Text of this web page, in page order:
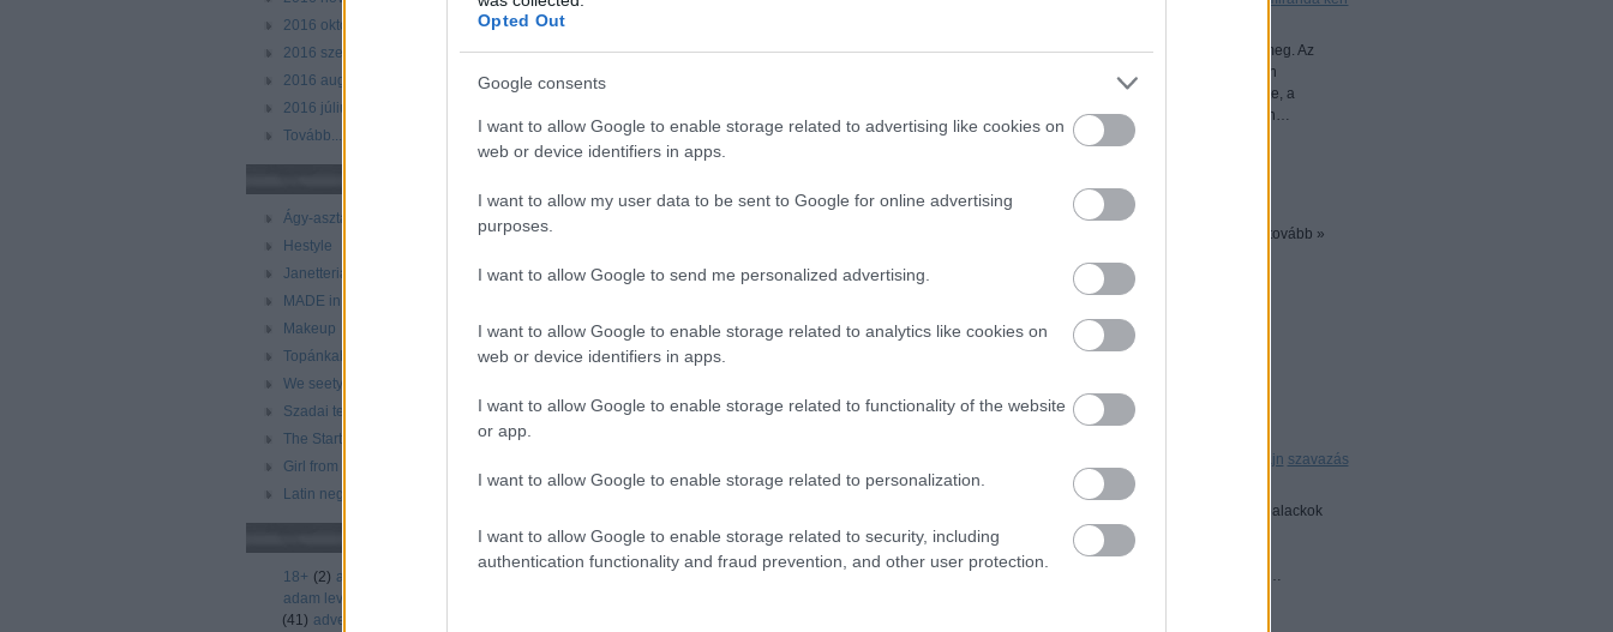
Opted Out
Google consents
I want to allow Google to enable storage related to advertising like cookies on
web or device identifiers in apps.
I want to allow my user data to be sent to Google for online advertising
purposes.
I want to allow Google to send me personalized advertising.
I want to allow Google to enable storage related to analytics like cookies on
web or device identifiers in apps.
I want to allow Google to enable storage related to functionality of the website
or app.
I want to allow Google to enable storage related to personalization.
I want to allow Google to enable storage related to security, including
authentication functionality and fraud prevention, and other user protection.
2016 október
2016 szeptember
2016 augusztus
2016 július
Tovább...
Ágy-asztal-tv
Hestyle
Janetteria
MADE in BARNA
Makeup
Topánkablog
We seety
Szadai telek
The Startorialist
Girl from Barcelona
Latin negyed/Spanyol negyed
18+ (2) abbey clancy
adam levine
(41) advent
Az i-D magazin nyári száma három különböző címlappal jelenik meg. Az
elsőn Gisele Bündchen kacsint, őt Matt Jones fotózta. A másodikon
állítólag Miranda Kerr látható - a képet Willi Wanderperre készítette, a
harmadikon pedig Jeneil Williams van, az ő fotósa Daniel Jackson…
tovább »
0
4komment
Újra designer palackban a Coca-Cola Light
dizájn szavazás
Manolo Blahnik, Roberto Cavalli és Natalia Rykiel által tervezett palackok
után a Coca-Cola Light ismét designer ruhát kap, amit ezúttal Karl
Lagerfeld tervezett! Persze, a kóla új csomagolását elnézve, erre
egyébként is rájöttünk volna...Április 24-től a colette oldalán lehet…